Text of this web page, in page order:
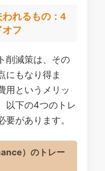
れるもの：4
オフ
削減策は、その
にもなり得ま
用というメリッ
以下の4つのトレ
があります。
）のトレー